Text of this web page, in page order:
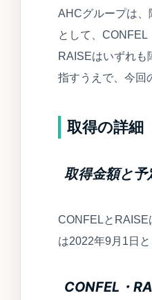
AHCグループは、
として、
RAISEはいずれも
指すうえで、今回
取得の詳細
取得金額と予
CONFELとRAISE
は2022年9月1日と
CONFEL・